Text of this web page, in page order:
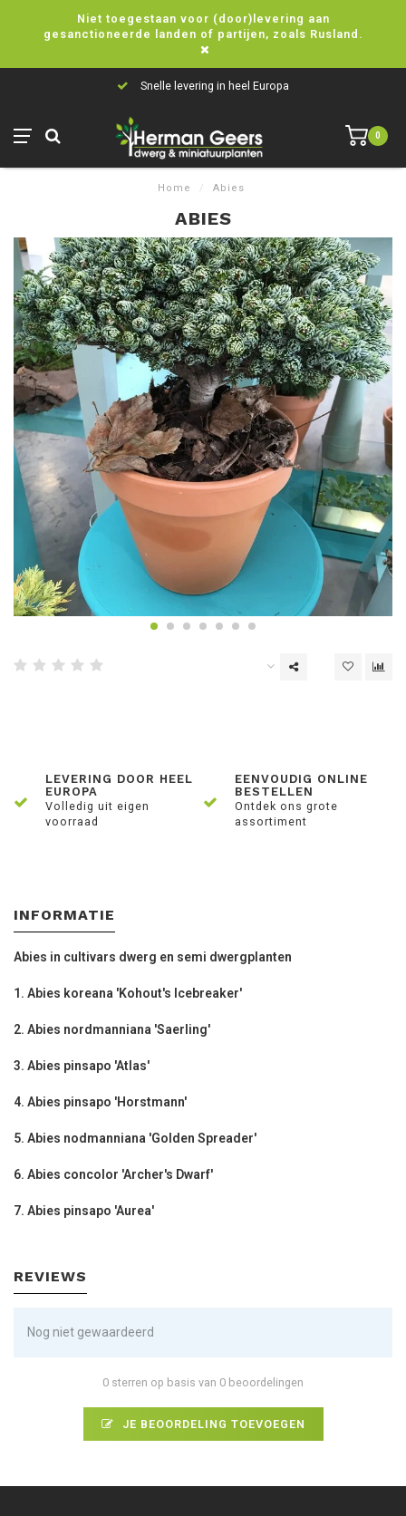
Niet toegestaan voor (door)levering aan
gesanctioneerde landen of partijen, zoals Rusland.
Snelle levering in heel Europa
0
Home / Abies
ABIES
LEVERING DOOR HEEL
EUROPA
Volledig uit eigen
voorraad
EENVOUDIG ONLINE
BESTELLEN
Ontdek ons grote
assortiment
INFORMATIE
Abies in cultivars dwerg en semi dwergplanten
1. Abies koreana 'Kohout's Icebreaker'
2. Abies nordmanniana 'Saerling'
3. Abies pinsapo 'Atlas'
4. Abies pinsapo 'Horstmann'
5. Abies nodmanniana 'Golden Spreader'
6. Abies concolor 'Archer's Dwarf'
7. Abies pinsapo 'Aurea'
REVIEWS
Nog niet gewaardeerd
0 sterren op basis van 0 beoordelingen
JE BEOORDELING TOEVOEGEN